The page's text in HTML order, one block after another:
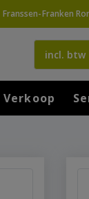
Franssen-Franken
incl. btw
Verkoop